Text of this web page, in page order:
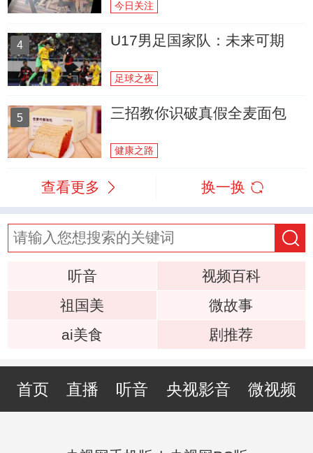
今日关注
4 U17男足国家队：未来可期
足球之夜
5 三招教你识破真假全麦面包
健康之路
查看更多 换一换
听音
视频百科
祖国美
微故事
ai美食
剧推荐
首页 直播 听音 央视影音 微视频